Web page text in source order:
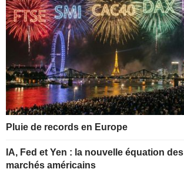
Pluie de records en Europe
IA, Fed et Yen : la nouvelle équation des
marchés américains